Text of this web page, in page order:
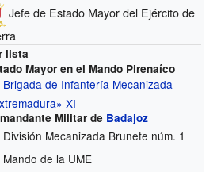
Jefe de Estado Mayor del Ejército de
lista
Mayor en el Mando Pirenaíco
Brigada de Infantería Mecanizada
XI
Militar de Badajoz
División Mecanizada Brunete núm. 1
Mando de la UME